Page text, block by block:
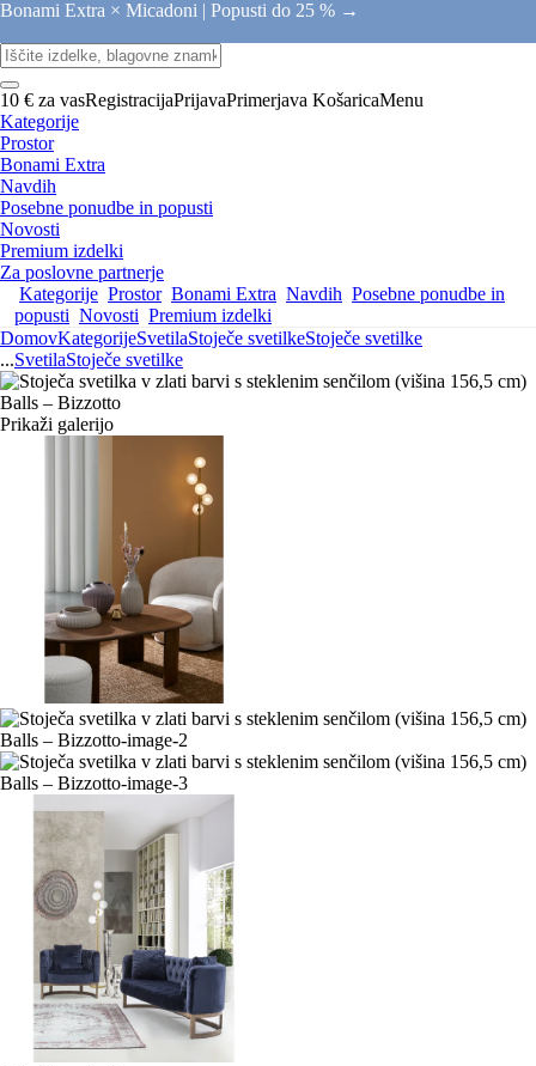
Bonami Extra × Micadoni | Popusti do 25 % →
10 € za vasRegistracijaPrijavaPrimerjava KošaricaMenu
Kategorije
Prostor
Bonami Extra
Navdih
Posebne ponudbe in popusti
Novosti
Premium izdelki
Za poslovne partnerje
Kategorije Prostor Bonami Extra Navdih Posebne ponudbe in
popusti Novosti Premium izdelki
DomovKategorijeSvetilaStoječe svetilkeStoječe svetilke
...SvetilaStoječe svetilke
Prikaži galerijo